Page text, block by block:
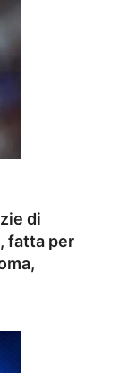
di
fatta per